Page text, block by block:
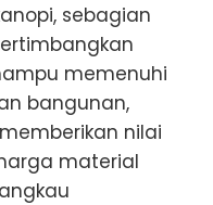
sebagian
memenuhi
bangunan,
nilai
material